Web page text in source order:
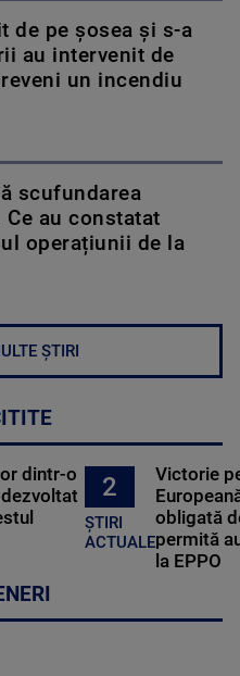
de pe șosea și s-a
au intervenit de
un incendiu
scufundarea
Ce au constatat
operațiunii de la
ȘTIRI
dintr-o
2
ȘTIRI
ACTUALE
Victorie
obligată
permită
la EPPO